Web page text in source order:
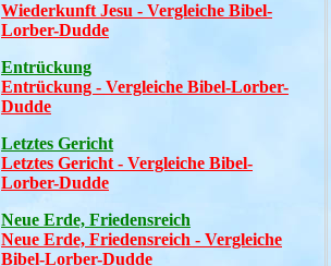
Wiederkunft Jesu - Vergleiche Bibel-
Lorber-Dudde
Entrückung
Entrückung - Vergleiche Bibel-Lorber-
Dudde
Letztes Gericht
Letztes Gericht - Vergleiche Bibel-
Lorber-Dudde
Neue Erde, Friedensreich
Neue Erde, Friedensreich - Vergleiche
Bibel-Lorber-Dudde